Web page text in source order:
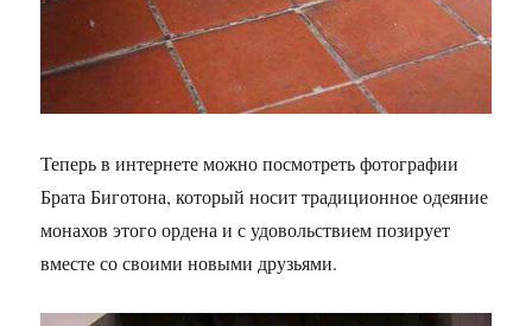
Теперь в интернете можно посмотреть фотографии
Брата Биготона, который носит традиционное одеяние
монахов этого ордена и с удовольствием позирует
вместе со своими новыми друзьями.